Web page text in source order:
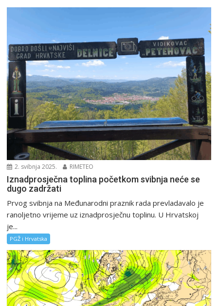
2. svibnja 2025. RIMETEO
Iznadprosječna toplina početkom svibnja neće se
dugo zadržati
Prvog svibnja na Međunarodni praznik rada prevladavalo je
ranoljetno vrijeme uz iznadprosječnu toplinu. U Hrvatskoj
je...
PGŽ i Hrvatska